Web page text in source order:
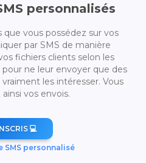
personnalisés
que vous possédez sur vos
par SMS de manière
fichiers clients selon les
ne leur envoyer que des
les intéresser. Vous
vos envois.
💻
SMS personnalisé